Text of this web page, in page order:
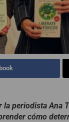
la periodista Ana
cómo